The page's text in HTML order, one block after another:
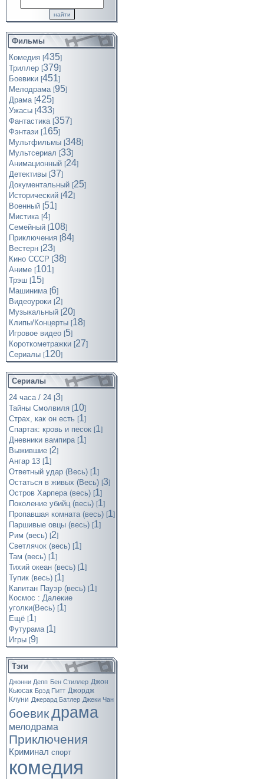
Фильмы
Комедия [435]
Триллер [379]
Боевики [451]
Мелодрама [95]
Драма [425]
Ужасы [433]
Фантастика [357]
Фэнтази [165]
Мультфильмы [348]
Мультсериал [33]
Анимационный [24]
Детективы [37]
Документальный [25]
Исторический [42]
Военный [51]
Мистика [4]
Семейный [108]
Приключения [84]
Вестерн [23]
Кино СССР [38]
Аниме [101]
Трэш [15]
Машинима [6]
Видеоуроки [2]
Музыкальный [20]
Клипы/Концерты [18]
Игровое видео [5]
Короткометражки [27]
Cериалы [120]
Сериалы
24 часа / 24 [3]
Тайны Смолвиля [10]
Страх, как он есть [1]
Спартак: кровь и песок [1]
Дневники вампира [1]
Выжившие [2]
Ангар 13 [1]
Ответный удар (Весь) [1]
Остаться в живых (Весь) [3]
Остров Харпера (весь) [1]
Поколение убийц (весь) [1]
Пропавшая комната (весь) [1]
Паршивые овцы (весь) [1]
Рим (весь) [2]
Светлячок (весь) [1]
Там (весь) [1]
Тихий океан (весь) [1]
Тупик (весь) [1]
Капитан Пауэр (весь) [1]
Космос : Далекие
уголки(Весь) [1]
Ещё [1]
Футурама [1]
Игры [9]
Тэги
Джонни Депп Бен Стиллер Джон
Кьюсак Брэд Питт Джордж
Клуни Джерард Батлер Джеки Чан
боевикдрама
мелодрама
Приключения
Криминал спорт
комедия